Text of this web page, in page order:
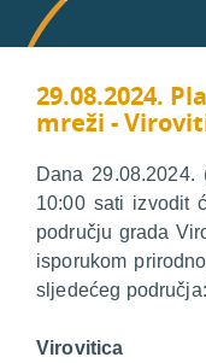
29.08.2024.
mreži -
Dana
10:00 sati izvodit
području grada
isporukom
sljedećeg područja:
Virovitica